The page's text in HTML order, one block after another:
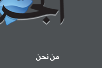
من نحن